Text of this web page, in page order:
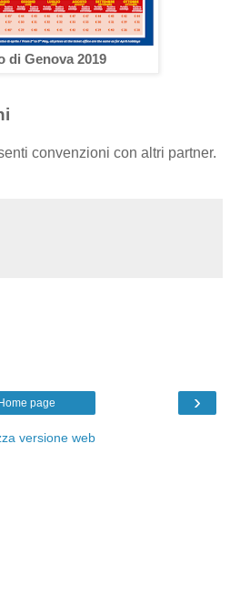
di Genova 2019
convenzioni con altri partner.
›
page
versione web